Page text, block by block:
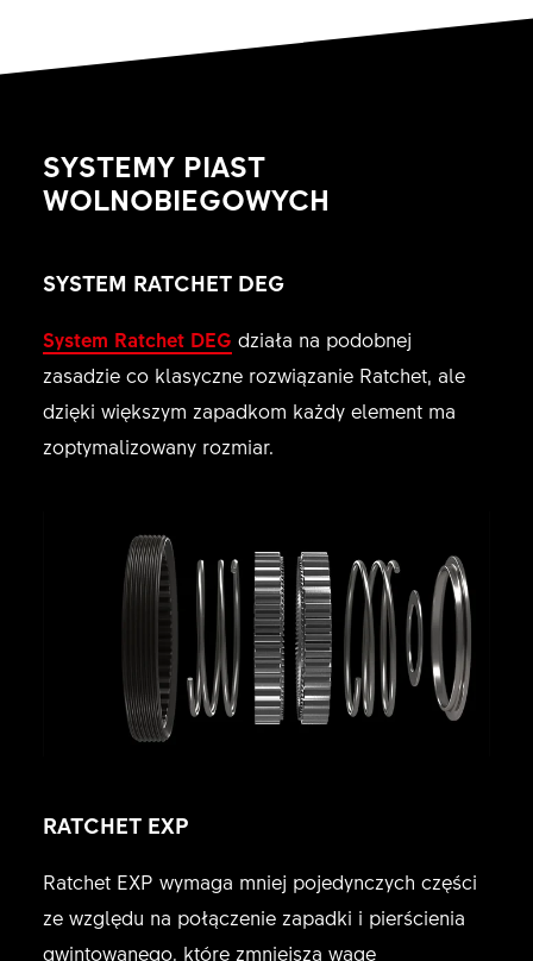
SYSTEMY PIAST
WOLNOBIEGOWYCH
SYSTEM RATCHET DEG
System Ratchet DEG działa na podobnej
zasadzie co klasyczne rozwiązanie Ratchet, ale
dzięki większym zapadkom każdy element ma
zoptymalizowany rozmiar.
RATCHET EXP
Ratchet EXP wymaga mniej pojedynczych części
ze względu na połączenie zapadki i pierścienia
gwintowanego, które zmniejsza wagę